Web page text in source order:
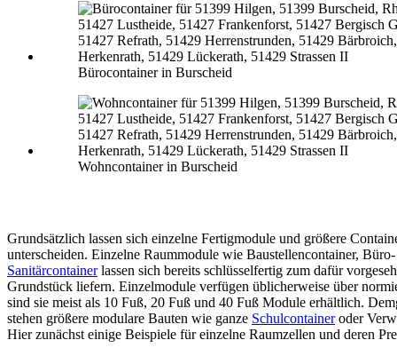
Bürocontainer in Burscheid
Wohncontainer in Burscheid
Grundsätzlich lassen sich einzelne Fertigmodule und größere
unterscheiden. Einzelne Raummodule wie Baustellencontainer,
Sanitärcontainerlassen sich bereits schlüsselfertig zum dafür
Grundstück liefern. Einzelmodule verfügen üblicherweise über
sind sie meist als 10 Fuß, 20 Fuß und 40 Fuß Module erhältlich.
stehen größere modulare Bauten wie ganze Schulcontaineroder
Hier zunächst einige Beispiele für einzelne Raumzellen und deren